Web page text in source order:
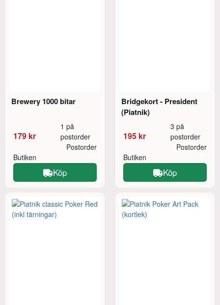
Brewery 1000 bitar
179 kr
1 på
postorder
Butiken
Postorder
Köp
Bridgekort - President
(Piatnik)
195 kr
3 på
postorder
Butiken
Postorder
Köp